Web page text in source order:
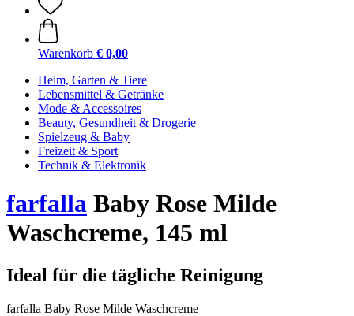
Warenkorb € 0,00
Heim, Garten & Tiere
Lebensmittel & Getränke
Mode & Accessoires
Beauty, Gesundheit & Drogerie
Spielzeug & Baby
Freizeit & Sport
Technik & Elektronik
farfalla Baby Rose Milde
Waschcreme, 145 ml
Ideal für die tägliche Reinigung
farfalla Baby Rose Milde Waschcreme